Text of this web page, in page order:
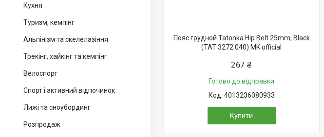
Кухня
Туризм, кемпінг
Альпінізм та скелелазіння
Трекінг, хайкінг та кемпінг
Велоспорт
Спорт і активний відпочинок
Лижі та сноубординг
Розпродаж
Пояс грудной Tatonka Hip Belt 25mm, Black
(TAT 3272.040) MK official
267 ₴
Готово до відправки
4013236080933
Купити